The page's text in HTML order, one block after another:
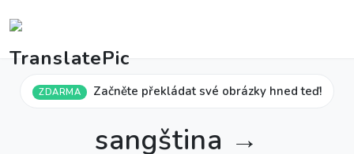
ZDARMA Začněte překládat své obrázky hned teď!
sangština →